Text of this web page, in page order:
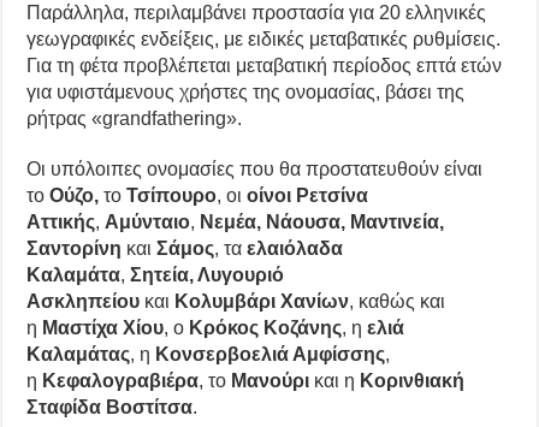
Παράλληλα, περιλαμβάνει προστασία για 20 ελληνικές
γεωγραφικές ενδείξεις, με ειδικές μεταβατικές ρυθμίσεις.
Για τη φέτα προβλέπεται μεταβατική περίοδος επτά ετών
για υφιστάμενους χρήστες της ονομασίας, βάσει της
ρήτρας «grandfathering».
Οι υπόλοιπες ονομασίες που θα προστατευθούν είναι
τοΟύζο, τοΤσίπουρο, οιοίνοι Ρετσίνα
Αττικής, Αμύνταιο, Νεμέα, Νάουσα, Μαντινεία,
Σαντορίνη καιΣάμος, ταελαιόλαδα
Καλαμάτα,Σητεία, Λυγουριό
Ασκληπείου και Κολυμβάρι Χανίων, καθώς και
η Μαστίχα Χίου, ο Κρόκος Κοζάνης, ηελιά
Καλαμάτας, η Κονσερβοελιά Αμφίσσης,
η Κεφαλογραβιέρα, το Μανούρι και η Κορινθιακή
Σταφίδα Βοστίτσα.